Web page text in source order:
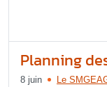
Planning
8 juin Le